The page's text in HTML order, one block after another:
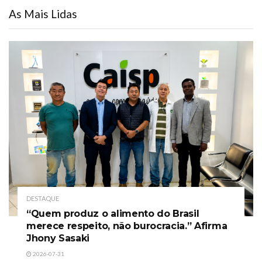
As Mais Lidas
DESTAQUE
“Quem produz o alimento do Brasil
merece respeito, não burocracia.” Afirma
Jhony Sasaki
2026-07-31